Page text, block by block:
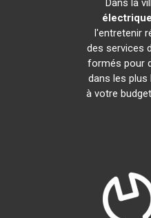
Dans la
l'entretenir
des services
formés pour
dans les
à votre